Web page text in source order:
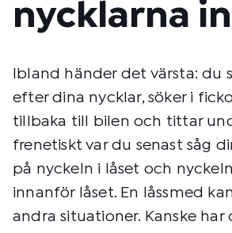
nycklarna
Ibland händer det värsta:
efter dina nycklar, söker i
tillbaka till bilen och tittar
frenetiskt var du senast såg
på nyckeln i låset och
innanför låset. En låssmed
andra situationer. Kanske